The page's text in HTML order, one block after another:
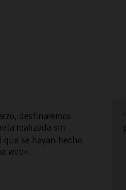
destinaremos
realizada sin
que se hayan hecho
web».